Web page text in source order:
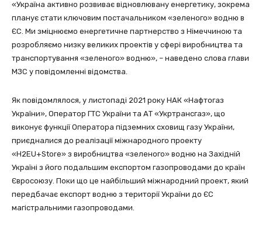
«Україна активно розвиває відновлювану енергетику, зокрема
планує стати ключовим постачальником «зеленого» водню в
ЄС. Ми зміцнюємо енергетичне партнерство з Німеччиною та
розробляємо низку великих проектів у сфері виробництва та
транспортування «зеленого» водню», – наведено слова глави
МЗС у повідомленні відомства.
Як повідомлялося, у листопаді 2021 року НАК «Нафтогаз
України», Оператор ГТС України та АТ «Укртрансгаз», що
виконує функції Оператора підземних сховищ газу України,
приєдналися до реалізації міжнародного проекту
«H2EU+Store» з виробництва «зеленого» водню на Західній
Україні з його подальшим експортом газопроводами до країн
Євросоюзу. Поки що це найбільший міжнародний проект, який
передбачає експорт водню з території України до ЄС
магістральними газопроводами.